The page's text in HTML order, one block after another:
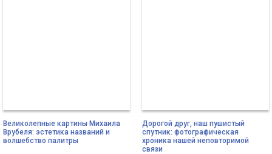
Великолепные картины Михаила
Врубеля: эстетика названий и
волшебство палитры
Дорогой друг, наш пушистый
спутник: фотографическая
хроника нашей неповторимой
связи